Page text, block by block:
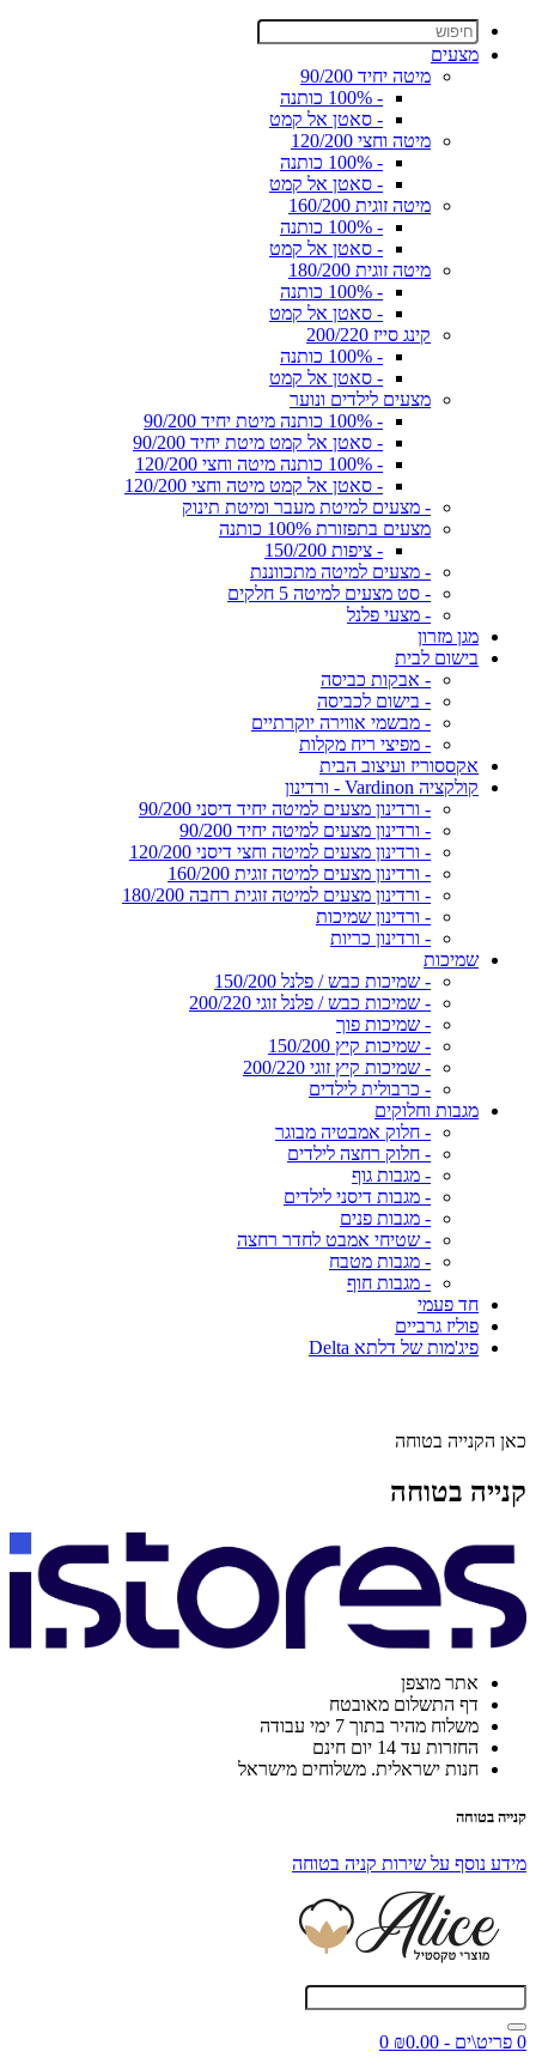
מצעים
מיטה יחיד 90/200
- 100% כותנה
- סאטן אל קמט
מיטה וחצי 120/200
- 100% כותנה
- סאטן אל קמט
מיטה זוגית 160/200
- 100% כותנה
- סאטן אל קמט
מיטה זוגית 180/200
- 100% כותנה
- סאטן אל קמט
קינג סייז 200/220
- 100% כותנה
- סאטן אל קמט
מצעים לילדים ונוער
- 100% כותנה מיטת יחיד 90/200
- סאטן אל קמט מיטת יחיד 90/200
- 100% כותנה מיטה וחצי 120/200
- סאטן אל קמט מיטה וחצי 120/200
- מצעים למיטת מעבר ומיטת תינוק
מצעים בתפזורת 100% כותנה
- ציפות 150/200
- מצעים למיטה מתכווננת
- סט מצעים למיטה 5 חלקים
- מצעי פלנל
מגן מזרון
בישום לבית
- אבקות כביסה
- בישום לכביסה
- מבשמי אווירה יוקרתיים
- מפיצי ריח מקלות
אקססוריז ועיצוב הבית
קולקציה Vardinon - ורדינון
- ורדינון מצעים למיטה יחיד דיסני 90/200
- ורדינון מצעים למיטה יחיד 90/200
- ורדינון מצעים למיטה וחצי דיסני 120/200
- ורדינון מצעים למיטה זוגית 160/200
- ורדינון מצעים למיטה זוגית רחבה 180/200
- ורדינון שמיכות
- ורדינון כריות
שמיכות
- שמיכות כבש / פלנל 150/200
- שמיכות כבש / פלנל זוגי 200/220
- שמיכות פוך
- שמיכות קיץ 150/200
- שמיכות קיץ זוגי 200/220
- כרבולית לילדים
מגבות וחלוקים
- חלוק אמבטיה מבוגר
- חלוק רחצה לילדים
- מגבות גוף
- מגבות דיסני לילדים
- מגבות פנים
- שטיחי אמבט לחדר רחצה
- מגבות מטבח
- מגבות חוף
חד פעמי
פוליז גרביים
פיג'מות של דלתא Delta
כאן הקנייה בטוחה
קנייה בטוחה
אתר מוצפן
דף התשלום מאובטח
משלוח מהיר בתוך 7 ימי עבודה
החזרות עד 14 יום חינם
חנות ישראלית. משלוחים מישראל
קנייה בטוחה
מידע נוסף על שירות קניה בטוחה
0 פריט\ים - ₪0.00
0